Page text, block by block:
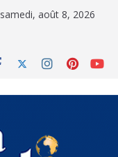
samedi, août 8, 2026